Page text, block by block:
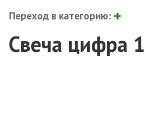
Переход в категорию:
Свеча цифра